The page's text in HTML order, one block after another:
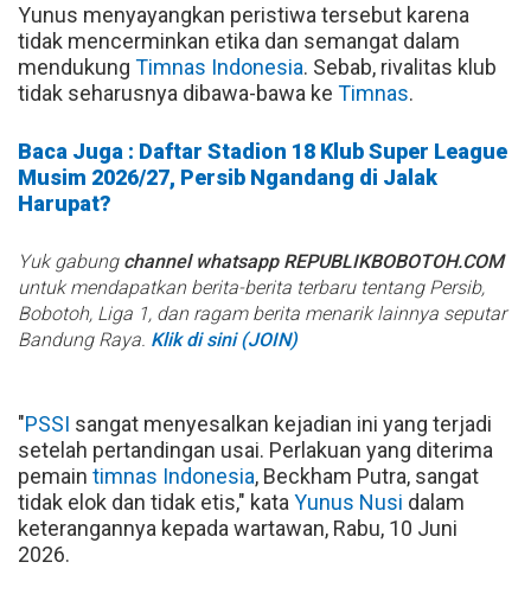
Yunus menyayangkan peristiwa tersebut karena
tidak mencerminkan etika dan semangat dalam
mendukung Timnas Indonesia. Sebab, rivalitas klub
tidak seharusnya dibawa-bawa ke Timnas.
Baca Juga : Daftar Stadion 18 Klub Super League
Musim 2026/27, Persib Ngandang di Jalak
Harupat?
Yuk gabung channel whatsapp REPUBLIKBOBOTOH.COM
untuk mendapatkan berita-berita terbaru tentang Persib,
Bobotoh, Liga 1, dan ragam berita menarik lainnya seputar
Bandung Raya. Klik di sini (JOIN)
"PSSI sangat menyesalkan kejadian ini yang terjadi
setelah pertandingan usai. Perlakuan yang diterima
pemain timnas Indonesia, Beckham Putra, sangat
tidak elok dan tidak etis," kata Yunus Nusi dalam
keterangannya kepada wartawan, Rabu, 10 Juni
2026.